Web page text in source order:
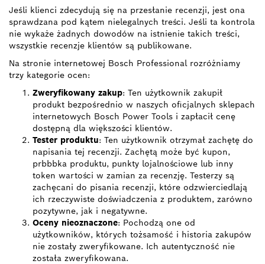
Jeśli klienci zdecydują się na przesłanie recenzji, jest ona
sprawdzana pod kątem nielegalnych treści. Jeśli ta kontrola
nie wykaże żadnych dowodów na istnienie takich treści,
wszystkie recenzje klientów są publikowane.
Na stronie internetowej Bosch Professional rozróżniamy
trzy kategorie ocen:
Zweryfikowany zakup: Ten użytkownik zakupił
produkt bezpośrednio w naszych oficjalnych sklepach
internetowych Bosch Power Tools i zapłacił cenę
dostępną dla większości klientów.
Tester produktu: Ten użytkownik otrzymał zachętę do
napisania tej recenzji. Zachętą może być kupon,
prbbbka produktu, punkty lojalnościowe lub inny
token wartości w zamian za recenzję. Testerzy są
zachęcani do pisania recenzji, które odzwierciedlają
ich rzeczywiste doświadczenia z produktem, zarówno
pozytywne, jak i negatywne.
Oceny nieoznaczone: Pochodzą one od
użytkowników, których tożsamość i historia zakupów
nie zostały zweryfikowane. Ich autentyczność nie
została zweryfikowana.